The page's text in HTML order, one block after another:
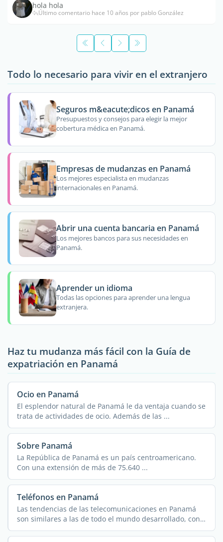
hola hola
Último comentario hace 10 años por pablo González
Todo lo necesario para vivir en el extranjero
Seguros m&eacute;dicos en Panamá
Presupuestos y consejos para elegir la mejor
cobertura médica en Panamá.
Empresas de mudanzas en Panamá
Los mejores especialista en mudanzas
internacionales en Panamá.
Abrir una cuenta bancaria en Panamá
Los mejores bancos para sus necesidades en
Panamá.
Aprender un idioma
Todas las opciones para aprender una lengua
extranjera.
Haz tu mudanza más fácil con la Guía de
expatriación en Panamá
Ocio en Panamá
El esplendor natural de Panamá le da ventaja cuando se
trata de actividades de ocio. Además de las ...
Sobre Panamá
La República de Panamá es un país centroamericano.
Con una extensión de más de 75.640 ...
Teléfonos en Panamá
Las tendencias de las telecomunicaciones en Panamá
son similares a las de todo el mundo desarrollado, con
...